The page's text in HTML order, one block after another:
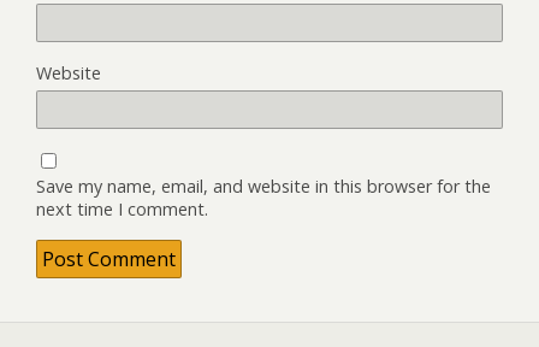
Website
Save my name, email, and website in this browser for the
next time I comment.